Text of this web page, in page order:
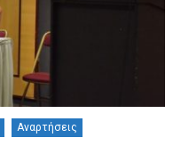
Αναρτήσεις